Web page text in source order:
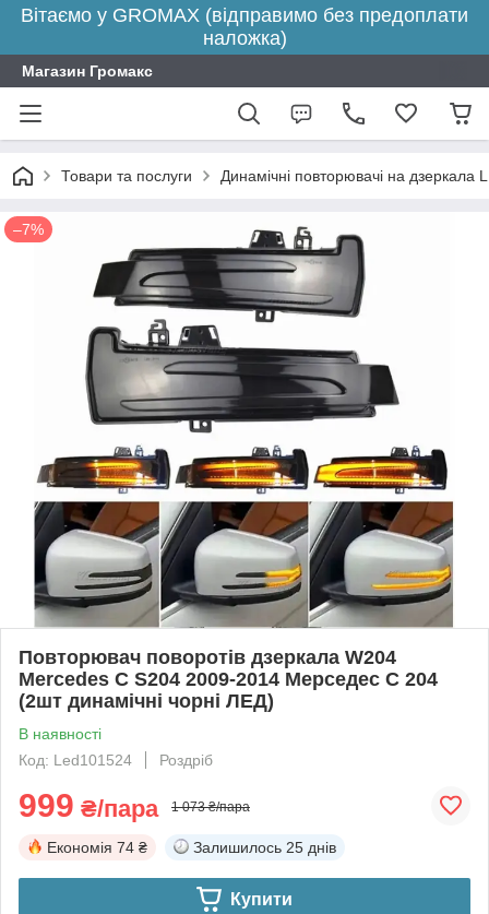
Вітаємо у GROMAX (відправимо без предоплати
наложка)
Магазин Громакс
Товари та послуги Динамічні повторювачі на дзеркала
–7%
Повторювач поворотів дзеркала W204
Mercedes C S204 2009-2014 Мерседес С 204
(2шт динамічні чорні ЛЕД)
В наявності
Код: Led101524
Роздріб
999 ₴/пара 1 073 ₴/пара
Економія 74 ₴ Залишилось 25 днів
Купити